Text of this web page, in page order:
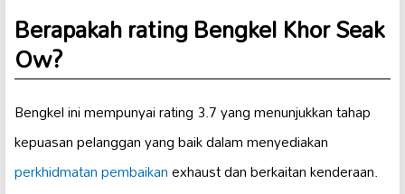
Berapakah rating Bengkel Khor Seak
Ow?
Bengkel ini mempunyai rating 3.7 yang menunjukkan tahap
kepuasan pelanggan yang baik dalam menyediakan
perkhidmatan pembaikanexhaust dan berkaitan kenderaan.